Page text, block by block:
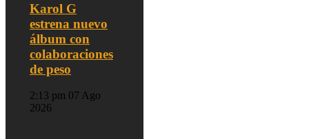
Karol G
estrena nuevo
álbum con
colaboraciones
de peso
2:13 pm 07 Ago
2026